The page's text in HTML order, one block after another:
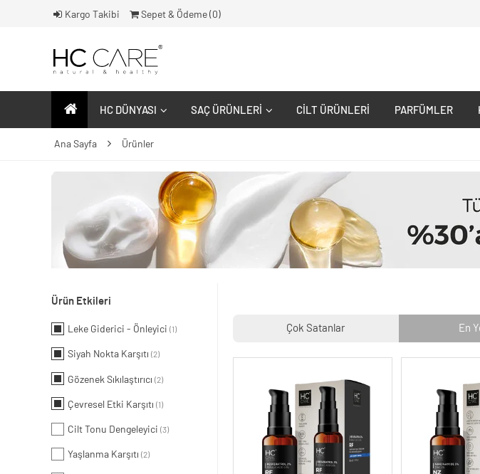
Kargo Takibi Sepet & Ödeme ( 0)
HC DÜNYASI SAÇ ÜRÜNLERI CILT ÜRÜNLERI PARFÜMLER
Ana Sayfa Ürünler
Ürün Etkileri
Leke Giderici - Önleyici (1)
Siyah Nokta Karşıtı (2)
Gözenek Sıkılaştırıcı (2)
Çevresel Etki Karşıtı (1)
Cilt Tonu Dengeleyici (3)
Yaşlanma Karşıtı (2)
Çok Satanlar En